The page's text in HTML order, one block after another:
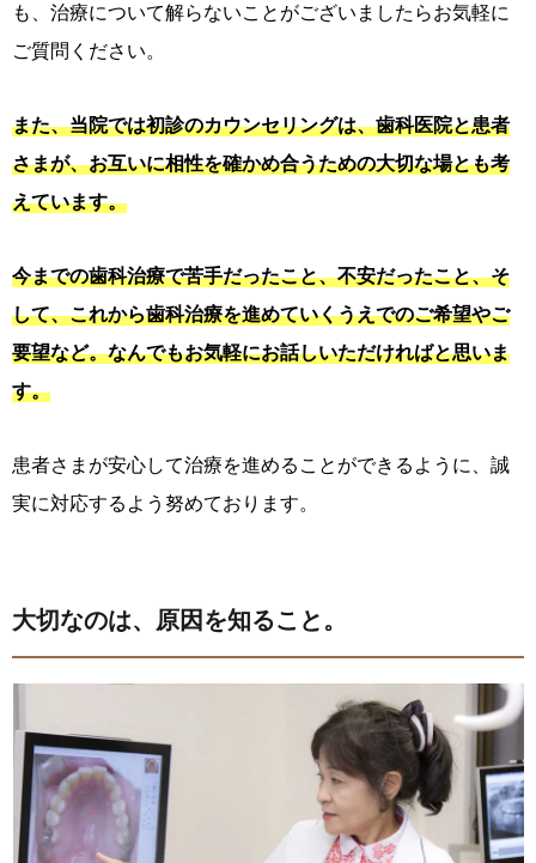
も、治療について解らないことがございましたらお気軽に
ご質問ください。
また、当院では初診のカウンセリングは、歯科医院と患者
さまが、お互いに相性を確かめ合うための大切な場とも考
えています。
今までの歯科治療で苦手だったこと、不安だったこと、そ
して、これから歯科治療を進めていくうえでのご希望やご
要望など。なんでもお気軽にお話しいただければと思いま
す。
患者さまが安心して治療を進めることができるように、誠
実に対応するよう努めております。
大切なのは、原因を知ること。